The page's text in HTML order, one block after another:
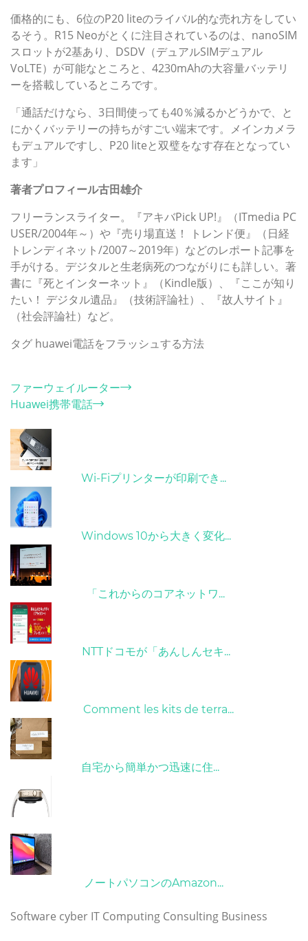
価格的にも、6位のP20 liteのライバル的な売れ方をしてい
るそう。R15 Neoがとくに注目されているのは、nanoSIM
スロットが2基あり、DSDV（デュアルSIMデュアル
VoLTE）が可能なところと、4230mAhの大容量バッテリ
ーを搭載しているところです。
「通話だけなら、3日間使っても40％減るかどうかで、と
にかくバッテリーの持ちがすごい端末です。メインカメラ
もデュアルですし、P20 liteと双璧をなす存在となってい
ます」
著者プロフィール古田雄介
フリーランスライター。『アキバPick UP!』（ITmedia PC
USER/2004年～）や『売り場直送！ トレンド便』（日経
トレンディネット/2007～2019年）などのレポート記事を
手がける。デジタルと生老病死のつながりにも詳しい。著
書に『死とインターネット』（Kindle版）、『ここが知り
たい！ デジタル遺品』（技術評論社）、『故人サイト』
（社会評論社）など。
タグ huawei電話をフラッシュする方法
ファーウェイルーター
Huawei携帯電話
Wi-Fiプリンターが印刷でき...
Windows 10から大きく変化...
「これからのコアネットワ...
NTTドコモが「あんしんセキ...
Comment les kits de terra...
自宅から簡単かつ迅速に住...
ノートパソコンのAmazon...
Software cyber IT Computing Consulting Business